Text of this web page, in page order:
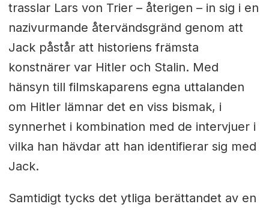
trasslar Lars von Trier – återigen – in sig i en
nazivurmande återvändsgränd genom att
Jack påstår att historiens främsta
konstnärer var Hitler och Stalin. Med
hänsyn till filmskaparens egna uttalanden
om Hitler lämnar det en viss bismak, i
synnerhet i kombination med de intervjuer i
vilka han hävdar att han identifierar sig med
Jack.
Samtidigt tycks det ytliga berättandet av en